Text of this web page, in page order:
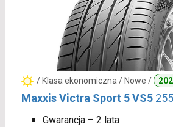
/ Klasa ekonomiczna / Nowe /
Maxxis Victra Sport 5 VS5
Gwarancja – 2 lata